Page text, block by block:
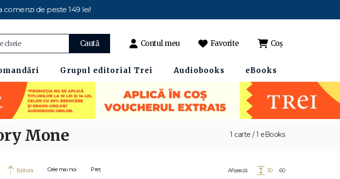
comenzi de peste 149 lei!
Caută Contul meu Favorite Coș
Grupul editorial Trei Audiobooks eBooks
1 carte / 1 eBooks
Mone
Editura Cele mai noi Preț Afișează: 30 60